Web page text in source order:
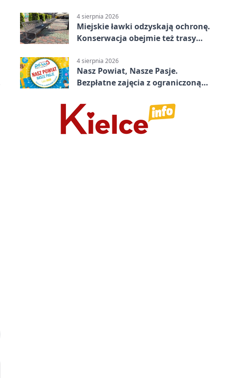
4 sierpnia 2026
Miejskie ławki odzyskają ochronę.
Konserwacja obejmie też trasy
4 sierpnia 2026
Nasz Powiat, Nasze Pasje.
Bezpłatne zajęcia z ograniczoną